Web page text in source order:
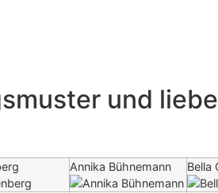
und
Annika Bühnemann Bella